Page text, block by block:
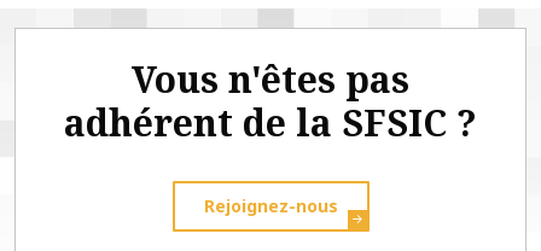
Vous n'êtes pas
adhérent de la SFSIC ?
Rejoignez-nous